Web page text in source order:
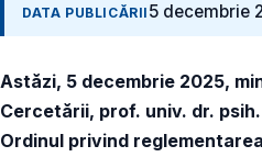
DATA PUBLICĂRII 5 decembrie
Astăzi, 5 decembrie 2025,
Cercetării, prof. univ. dr.
Ordinul privind